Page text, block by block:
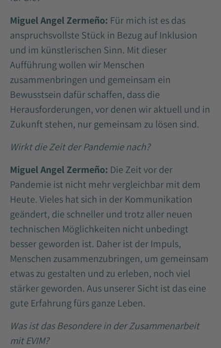
Miguel Angel Zermeño: Für mich ist es das
anspruchsvollste Stück in Bezug auf Inklusion
und im künstlerischen Sinn. Mit dieser
Aufführung wollen wir Menschen
zusammenbringen und gemeinsam ein
Bewusstsein dafür schaffen, dass die
Herausforderungen, vor denen wir aktuell und in
Zukunft stehen, nur gemeinsam zu lösen sind.
Wirkt die Zeit der Pandemie nach?
Miguel Angel Zermeño: Die Zeit vor der
Pandemie ist nicht mehr vergleichbar mit dem
Heute. Vieles hat sich in der Kommunikation
geändert, die schneller und trotz aller neuen
technischen Möglichkeiten nicht unbedingt
besser geworden ist. Daher ist der Impuls,
Menschen zusammenzubringen, um gemeinsam
etwas zu gestalten und zu erleben, noch viel
stärker geworden. Aus unserer Sicht ist das eine
gute Erfahrung fürs ganze Leben.
Was ist das Besondere in der Zusammenarbeit
mit EVIM?